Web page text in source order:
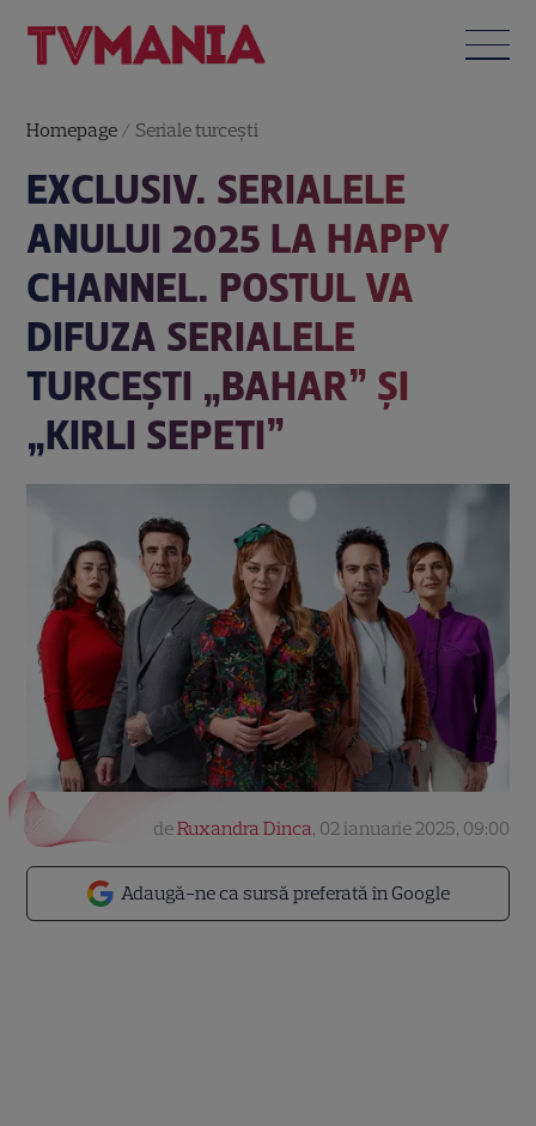
Homepage / Seriale turceşti
EXCLUSIV. SERIALELE
ANULUI 2025 LA HAPPY
CHANNEL. POSTUL VA
DIFUZA SERIALELE
TURCEȘTI „BAHAR” ȘI
„KIRLI SEPETI”
Adaugă-ne ca sursă preferată în Google
deRuxandra Dinca, 02 ianuarie 2025, 09:00